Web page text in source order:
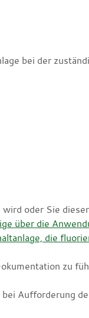
bei der
oder Sie
über die
die
zu
Aufforderung